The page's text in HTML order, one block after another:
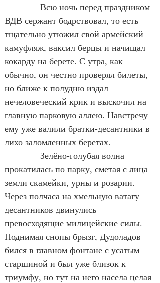
Всю ночь перед праздником
ВДВ сержант бодрствовал, то есть
тщательно утюжил свой армейский
камуфляж, ваксил берцы и начищал
кокарду на берете. С утра, как
обычно, он честно проверял билеты,
но ближе к полудню издал
нечеловеческий крик и выскочил на
главную парковую аллею. Навстречу
ему уже валили братки-десантники в
лихо заломленных беретах.
Зелёно-голубая волна
прокатилась по парку, сметая с лица
земли скамейки, урны и розарии.
Через полчаса на хмельную ватагу
десантников двинулись
превосходящие милицейские силы.
Поднимая снопы брызг, Дудоладов
бился в главном фонтане с усатым
старшиной и был уже близок к
триумфу, но тут на него насела целая